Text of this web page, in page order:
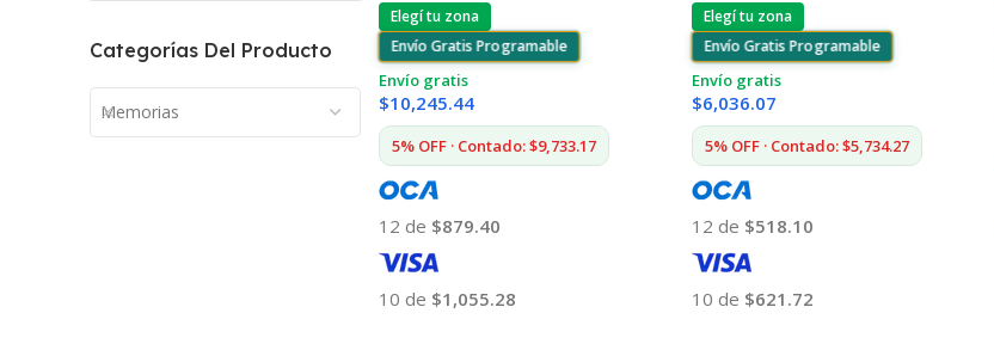
Categorías Del Producto
Memorias
Elegí tu zona
Envío Gratis Programable
Envío gratis
$10,245.44
5% OFF · Contado: $9,733.17
12 de $879.40
10 de $1,055.28
Elegí tu zona
Envío Gratis Programable
Envío gratis
$6,036.07
5% OFF · Contado: $5,734.27
12 de $518.10
10 de $621.72